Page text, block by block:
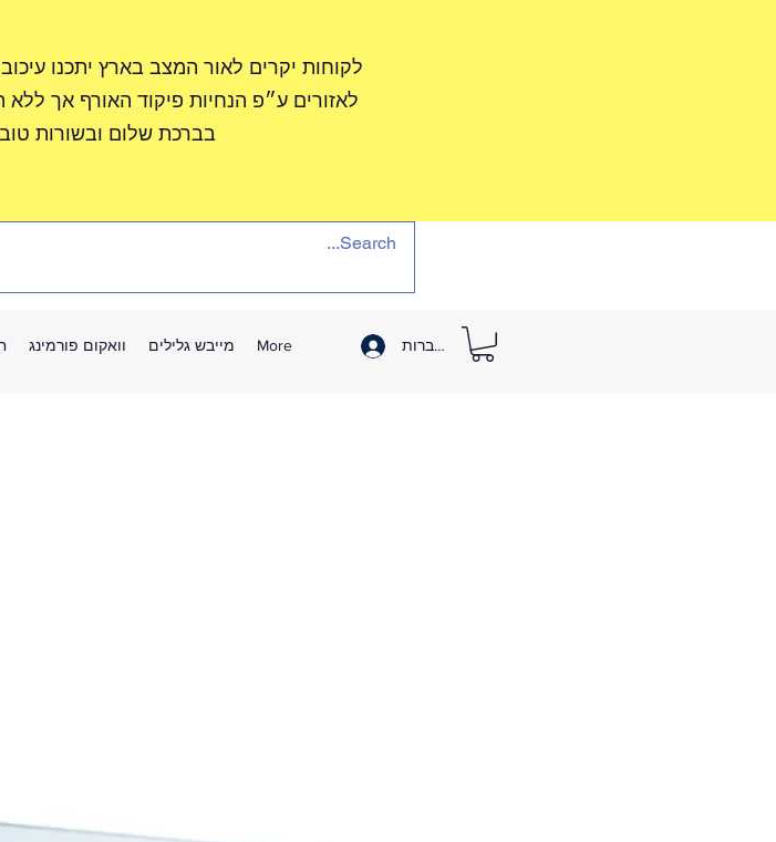
לקוחות יקרים לאור המצב בארץ יתכנו
לאזורים ע״פ הנחיות פיקוד האורף אך
בברכת שלום ובשורות
וואקום פורמינג מייבש גלילים More להתחברות